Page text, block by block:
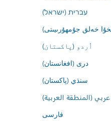
עברית (ישראל)
خەلق جۇمھۇرىيىتى)
اُردو (پاکستان)
درى (افغانستان)
سنڌي (پاکستان)
عربي (المنطقة العربية)
فارسى